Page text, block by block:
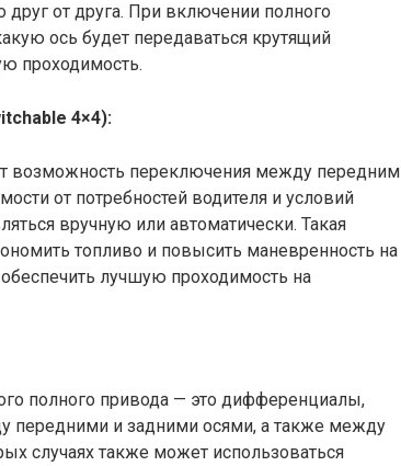
от друга. При включении полного
ось будет передаваться крутящий
проходимость.
4×4):
возможность переключения между передним
от потребностей водителя и условий
вручную или автоматически. Такая
топливо и повысить маневренность на
лучшую проходимость на
полного привода — это дифференциалы,
передними и задними осями, а также между
случаях также может использоваться